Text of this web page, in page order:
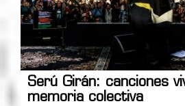
Serú Girán: canciones
memoria colectiva